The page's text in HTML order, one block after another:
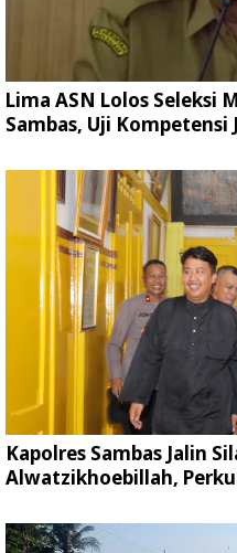
Lima ASN Lolos Seleksi
Sambas, Uji Kompetensi
Kapolres Sambas Jalin
Alwatzikhoebillah,